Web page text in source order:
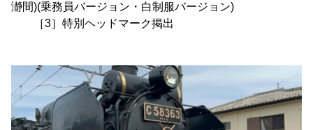
瀞間)(乗務員バージョン・白制服バージョン)
［3］特別ヘッドマーク掲出